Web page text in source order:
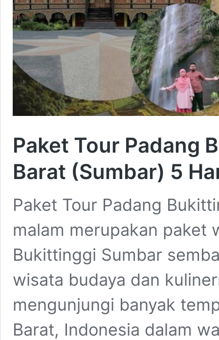
Paket Tour Padang
Barat (Sumbar) 5
Paket Tour Padang
malam merupakan paket
Bukittinggi Sumbar
wisata budaya dan
mengunjungi banyak
Barat, Indonesia dalam